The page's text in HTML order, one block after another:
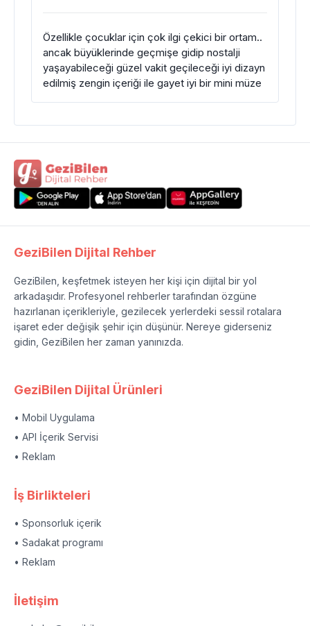
Özellikle çocuklar için çok ilgi çekici bir ortam..
ancak büyüklerinde geçmişe gidip nostalji
yaşayabileceği güzel vakit geçileceği iyi dizayn
edilmiş zengin içeriği ile gayet iyi bir mini müze
GeziBilen Dijital Rehber
GeziBilen, keşfetmek isteyen her kişi için dijital bir yol
arkadaşıdır. Profesyonel rehberler tarafından özgüne
hazırlanan içerikleriyle, gezilecek yerlerdeki sessil rotalara
işaret eder değişik şehir için düşünür. Nereye giderseniz
gidin, GeziBilen her zaman yanınızda.
GeziBilen Dijital Ürünleri
• Mobil Uygulama
• API İçerik Servisi
• Reklam
İş Birlikteleri
• Sponsorluk içerik
• Sadakat programı
• Reklam
İletişim